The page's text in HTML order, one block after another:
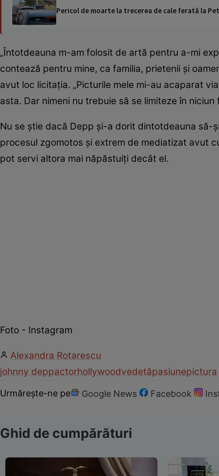
Pericol de moarte la trecerea de cale ferată la
„Întotdeauna m-am folosit de artă pentru a-mi
contează pentru mine, ca familia, prietenii și
avut loc licitația. „Picturile mele mi-au acaparat
asta. Dar nimeni nu trebuie să se limiteze în
Nu se știe dacă Depp și-a dorit dintotdeauna
procesul zgomotos și extrem de mediatizat avut
pot servi altora mai năpăstuiți decât el.
Foto - Instagram
Alexandra Rotarescu
johnny deppactorhollywoodvedetăpasiunepictura
Urmărește-ne pe Google News Facebook
Ghid de cumpărături